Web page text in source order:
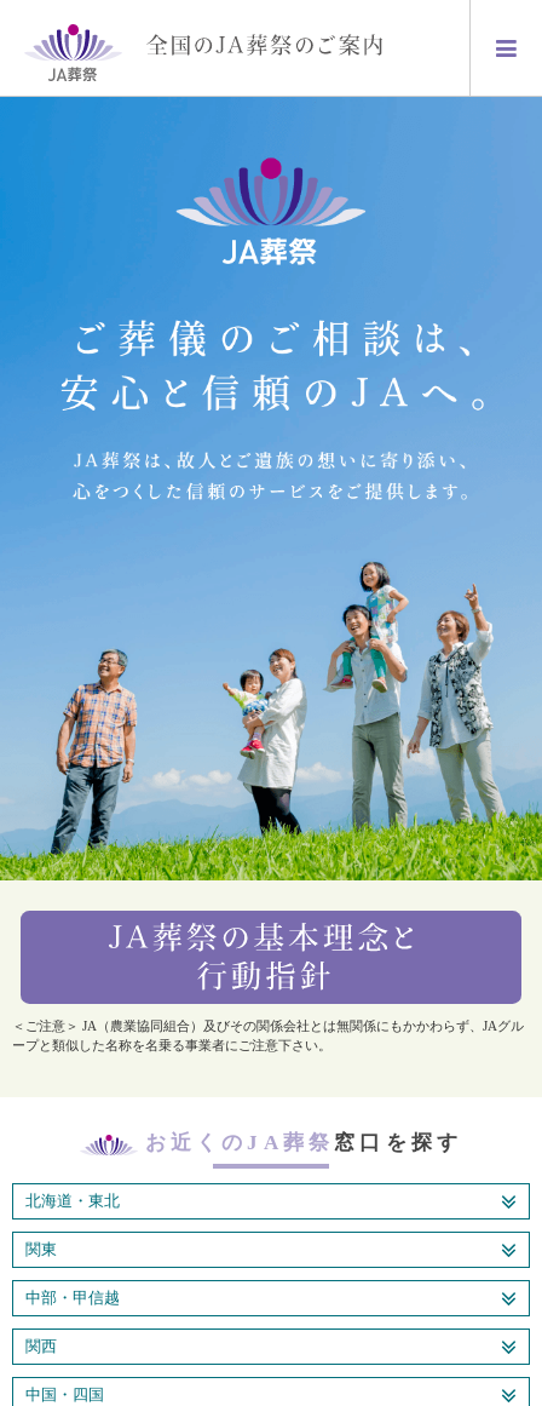
＜ご注意＞ JA（農業協同組合）及びその関係会社とは無関係にもかかわらず、JAグル
ープと類似した名称を名乗る事業者にご注意下さい。
お近くのJA葬祭 窓口を探す
北海道・東北
関東
中部・甲信越
関西
中国・四国